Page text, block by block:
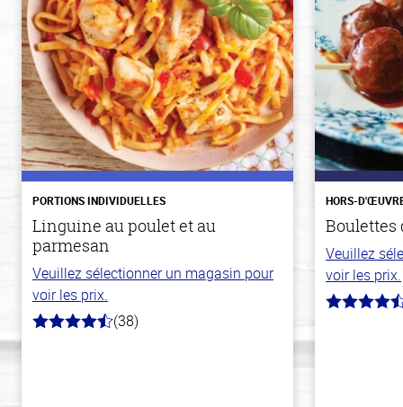
PORTIONS INDIVIDUELLES
Linguine au poulet et au
parmesan
Veuillez sélectionner un magasin pour
voir les prix.
4.1
(38)
HORS-
Boulettes
Veuillez
voir les prix.
4.5